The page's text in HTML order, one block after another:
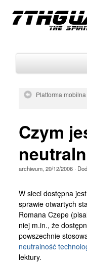
Archiwum
Wszystko
Aktualności
Krótkie
Jak pisać
Kontakt
Platforma
Czym
archiwum, 20/12/2006·
W sieci dostępna
sprawie otwartych
Romana Czepe
niej m.in., że
powszechnie
neutralność
lektury.